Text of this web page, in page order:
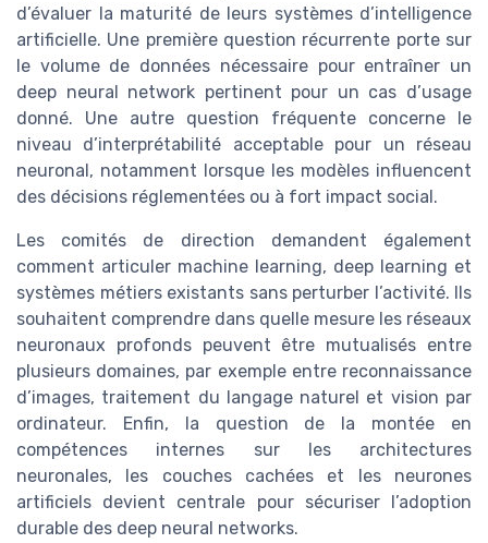
d’évaluer la maturité de leurs systèmes d’intelligence
artificielle. Une première question récurrente porte sur
le volume de données nécessaire pour entraîner un
deep neural network pertinent pour un cas d’usage
donné. Une autre question fréquente concerne le
niveau d’interprétabilité acceptable pour un réseau
neuronal, notamment lorsque les modèles influencent
des décisions réglementées ou à fort impact social.
Les comités de direction demandent également
comment articuler machine learning, deep learning et
systèmes métiers existants sans perturber l’activité. Ils
souhaitent comprendre dans quelle mesure les réseaux
neuronaux profonds peuvent être mutualisés entre
plusieurs domaines, par exemple entre reconnaissance
d’images, traitement du langage naturel et vision par
ordinateur. Enfin, la question de la montée en
compétences internes sur les architectures
neuronales, les couches cachées et les neurones
artificiels devient centrale pour sécuriser l’adoption
durable des deep neural networks.